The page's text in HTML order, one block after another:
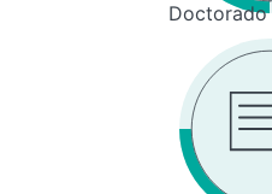
Doctorado